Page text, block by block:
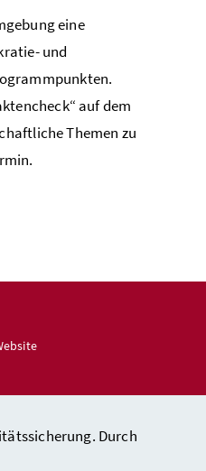
Durch
eine
und
auf dem
Themen zu